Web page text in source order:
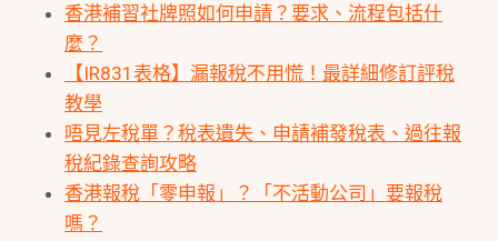
香港補習社牌照如何申請？要求、流程包括什
麼？
【IR831表格】漏報稅不用慌！最詳細修訂評稅
教學
唔見左稅單？稅表遺失、申請補發稅表、過往報
稅紀錄查詢攻略
香港報稅「零申報」？「不活動公司」要報稅
嗎？